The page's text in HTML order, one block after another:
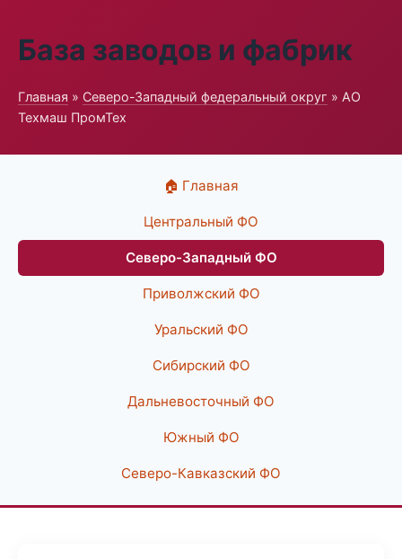
База заводов и фабрик
Главная » Северо-Западный федеральный округ » АО
Техмаш ПромТех
🏠 Главная
Центральный ФО
Северо-Западный ФО
Приволжский ФО
Уральский ФО
Сибирский ФО
Дальневосточный ФО
Южный ФО
Северо-Кавказский ФО